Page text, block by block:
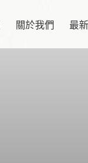
關於我們 最